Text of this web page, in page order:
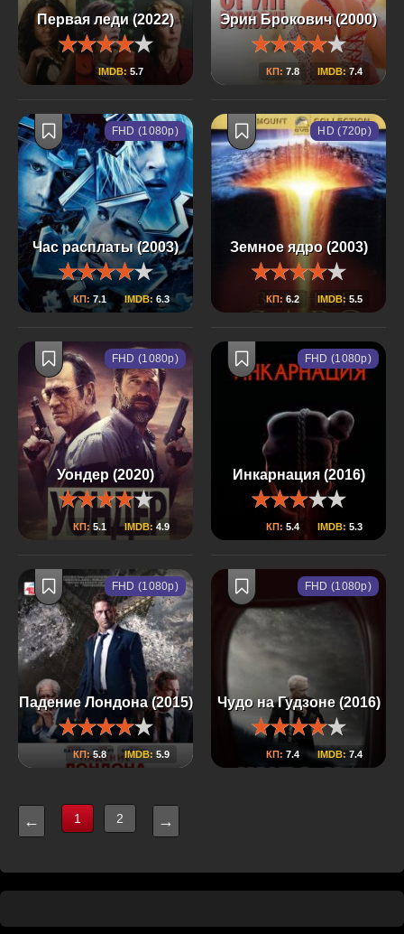
Первая леди (2022)
IMDB: 5.7
Эрин Брокович (2000)
КП: 7.8 IMDB:7.4
Час расплаты (2003)
КП: 7.1 IMDB: 6.3
FHD (1080p)
Земное ядро (2003)
КП: 6.2 IMDB: 5.5
HD (720p)
Уондер (2020)
КП: 5.1 IMDB: 4.9
FHD (1080p)
Инкарнация (2016)
КП: 5.4 IMDB: 5.3
FHD (1080p)
Падение Лондона (2015)
КП:5.8 IMDB: 5.9
FHD (1080p)
Чудо на Гудзоне (2016)
КП: 7.4 IMDB: 7.4
FHD (1080p)
← 1 2 →